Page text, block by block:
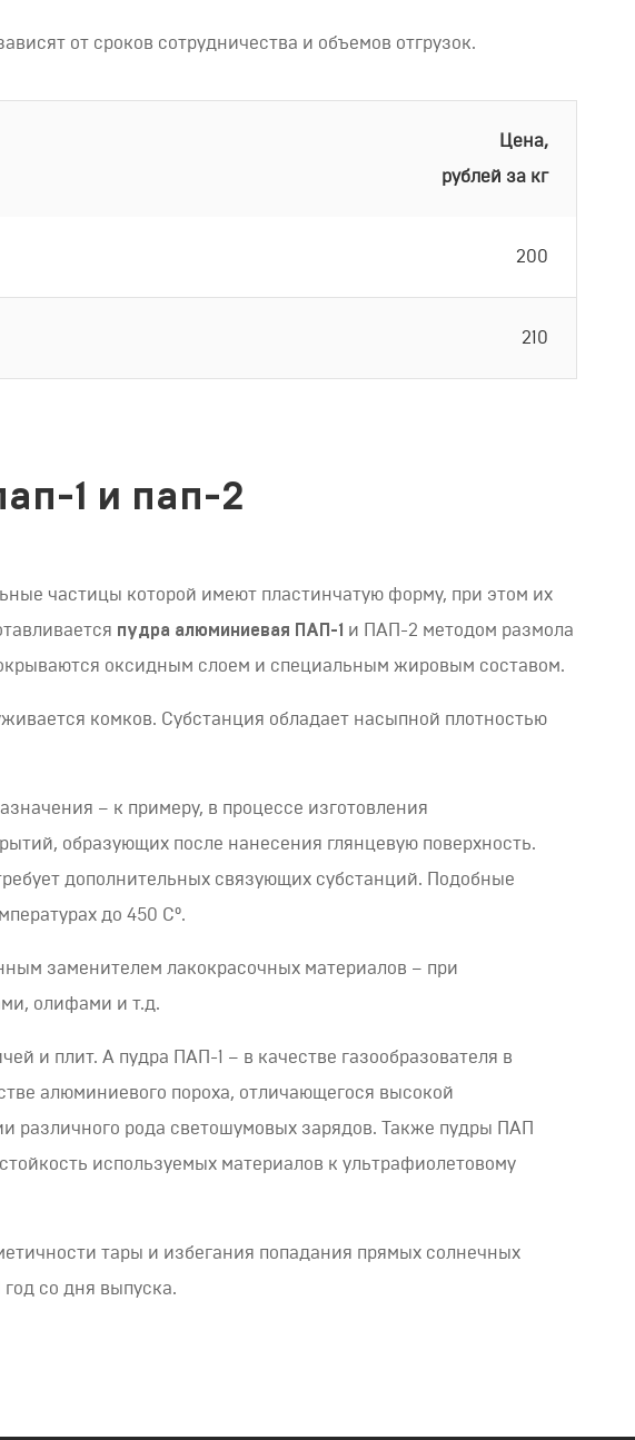
от сроков сотрудничества и объемов отгрузок.
Цена,
рублей за кг
200
210
1 и пап-2
частицы которой имеют пластинчатую форму, при этом их
пудра алюминиевая ПАП-1 и ПАП-2 методом размола
оксидным слоем и специальным жировым составом.
комков. Субстанция обладает насыпной плотностью
– к примеру, в процессе изготовления
образующих после нанесения глянцевую поверхность.
дополнительных связующих субстанций. Подобные
до 450 С°.
заменителем лакокрасочных материалов – при
олифами и т.д.
и плит. А пудра ПАП-1 – в качестве газообразователя в
алюминиевого пороха, отличающегося высокой
различного рода светошумовых зарядов. Также пудры ПАП
используемых материалов к ультрафиолетовому
тары и избегания попадания прямых солнечных
со дня выпуска.